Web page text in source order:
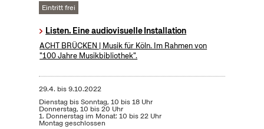
Eintritt frei
Listen. Eine audiovisuelle Installation
ACHT BRÜCKEN | Musik für Köln. Im Rahmen von
"100 Jahre Musikbibliothek".
29.4. bis9.10.2022
Dienstag bis Sonntag, 10 bis 18 Uhr
Donnerstag, 10 bis 20 Uhr
1. Donnerstag im Monat: 10 bis 22 Uhr
Montag geschlossen